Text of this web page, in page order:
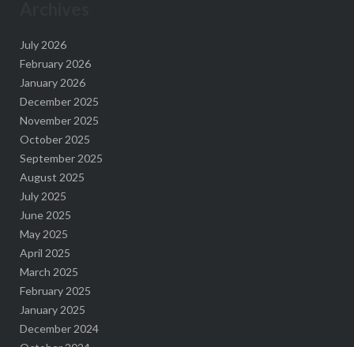
July 2026
February 2026
January 2026
December 2025
November 2025
October 2025
September 2025
August 2025
July 2025
June 2025
May 2025
April 2025
March 2025
February 2025
January 2025
December 2024